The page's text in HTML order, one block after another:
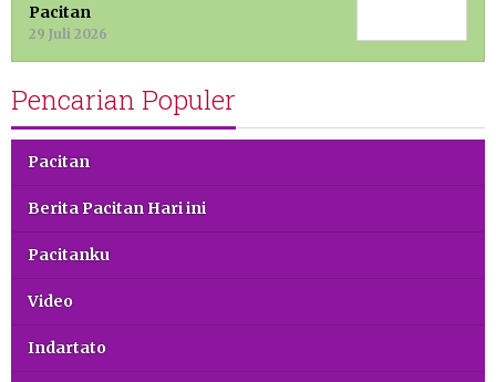
Pacitan
29 Juli 2026
Pencarian Populer
Pacitan
Berita Pacitan Hari ini
Pacitanku
Video
Indartato